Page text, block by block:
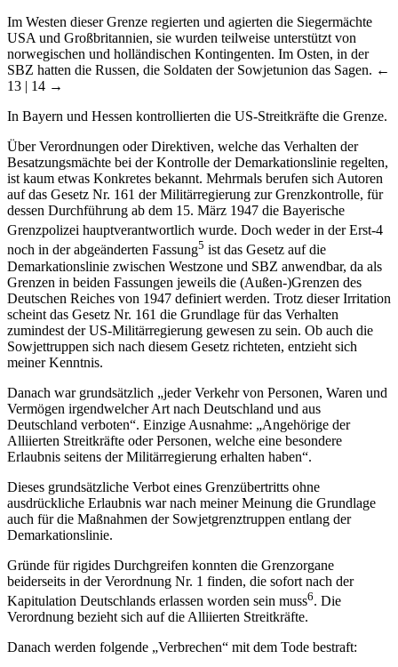
Im Westen dieser Grenze regierten und agierten die Siegermächte
USA und Großbritannien, sie wurden teilweise unterstützt von
norwegischen und holländischen Kontingenten. Im Osten, in der
SBZ hatten die Russen, die Soldaten der Sowjetunion das Sagen. ←
13 | 14 →
In Bayern und Hessen kontrollierten die US-Streitkräfte die Grenze.
Über Verordnungen oder Direktiven, welche das Verhalten der
Besatzungsmächte bei der Kontrolle der Demarkationslinie regelten,
ist kaum etwas Konkretes bekannt. Mehrmals berufen sich Autoren
auf das Gesetz Nr. 161 der Militärregierung zur Grenzkontrolle, für
dessen Durchführung ab dem 15. März 1947 die Bayerische
Grenzpolizei hauptverantwortlich wurde. Doch weder in der Erst-4
noch in der abgeänderten Fassung5 ist das Gesetz auf die
Demarkationslinie zwischen Westzone und SBZ anwendbar, da als
Grenzen in beiden Fassungen jeweils die (Außen-)Grenzen des
Deutschen Reiches von 1947 definiert werden. Trotz dieser Irritation
scheint das Gesetz Nr. 161 die Grundlage für das Verhalten
zumindest der US-Militärregierung gewesen zu sein. Ob auch die
Sowjettruppen sich nach diesem Gesetz richteten, entzieht sich
meiner Kenntnis.
Danach war grundsätzlich „jeder Verkehr von Personen, Waren und
Vermögen irgendwelcher Art nach Deutschland und aus
Deutschland verboten“. Einzige Ausnahme: „Angehörige der
Alliierten Streitkräfte oder Personen, welche eine besondere
Erlaubnis seitens der Militärregierung erhalten haben“.
Dieses grundsätzliche Verbot eines Grenzübertritts ohne
ausdrückliche Erlaubnis war nach meiner Meinung die Grundlage
auch für die Maßnahmen der Sowjetgrenztruppen entlang der
Demarkationslinie.
Gründe für rigides Durchgreifen konnten die Grenzorgane
beiderseits in der Verordnung Nr. 1 finden, die sofort nach der
Kapitulation Deutschlands erlassen worden sein muss6. Die
Verordnung bezieht sich auf die Alliierten Streitkräfte.
Danach werden folgende „Verbrechen“ mit dem Tode bestraft: